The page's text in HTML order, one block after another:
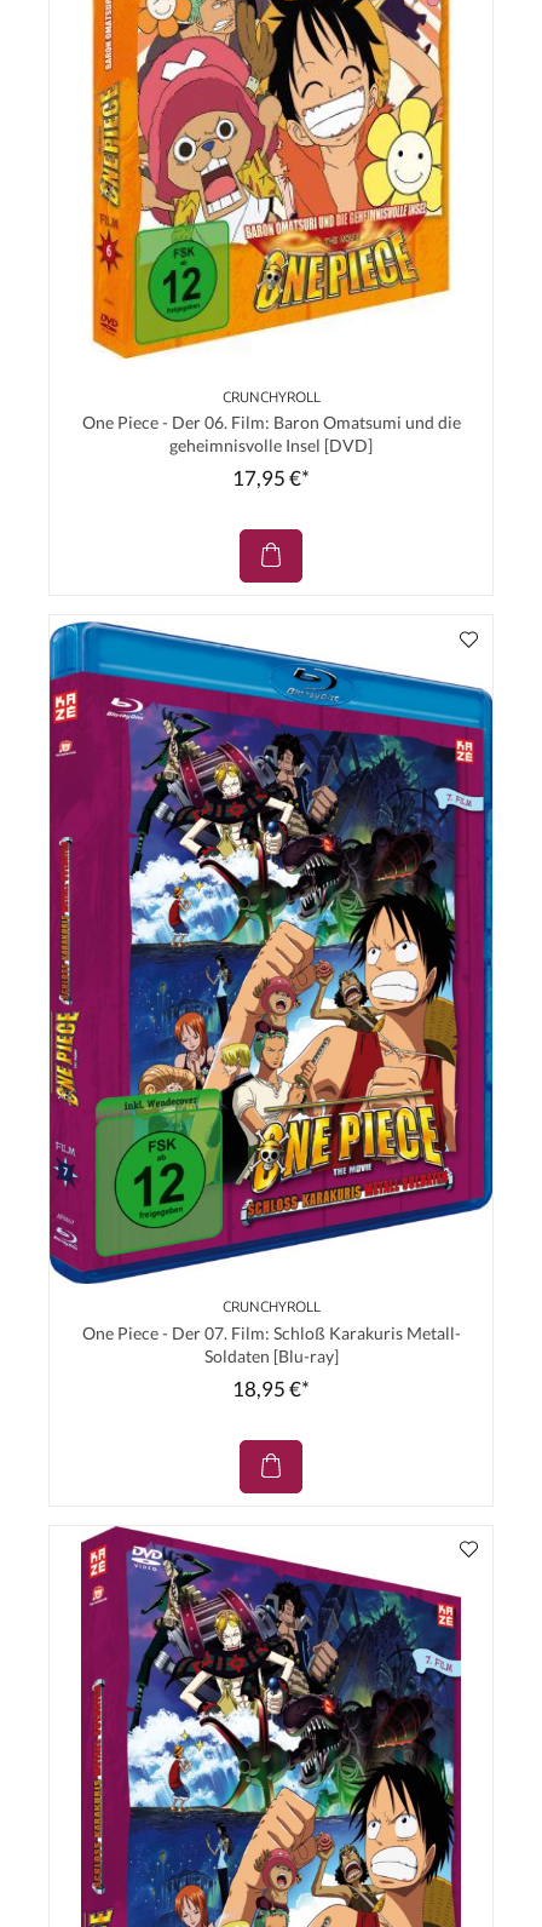
CRUNCHYROLL
One Piece - Der 06. Film: Baron Omatsumi und die
geheimnisvolle Insel [DVD]
17,95 €*
CRUNCHYROLL
One Piece - Der 07. Film: Schloß Karakuris Metall-
Soldaten [Blu-ray]
18,95 €*